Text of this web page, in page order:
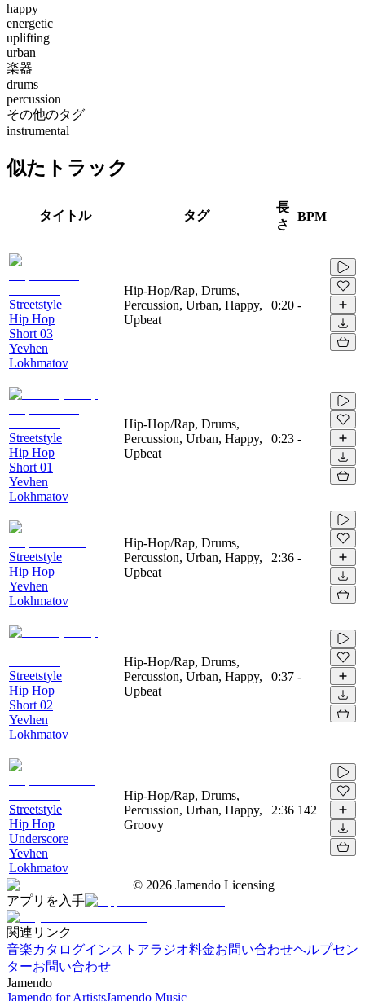
happy
energetic
uplifting
urban
楽器
drums
percussion
その他のタグ
instrumental
似たトラック
タイトル タグ
長
さ
BPM
Streetstyle
Hip Hop
Short 03
Yevhen
Lokhmatov
Hip-Hop/Rap, Drums,
Percussion, Urban, Happy,
Upbeat
0:20 -
Streetstyle
Hip Hop
Short 01
Yevhen
Lokhmatov
Hip-Hop/Rap, Drums,
Percussion, Urban, Happy,
Upbeat
0:23 -
Streetstyle
Hip Hop
Yevhen
Lokhmatov
Hip-Hop/Rap, Drums,
Percussion, Urban, Happy,
Upbeat
2:36 -
Streetstyle
Hip Hop
Short 02
Yevhen
Lokhmatov
Hip-Hop/Rap, Drums,
Percussion, Urban, Happy,
Upbeat
0:37 -
Streetstyle
Hip Hop
Underscore
Yevhen
Lokhmatov
Hip-Hop/Rap, Drums,
Percussion, Urban, Happy,
Groovy
2:36 142
© 2026 Jamendo Licensing
アプリを入手
関連リンク
音楽カタログインストアラジオ料金お問い合わせヘルプセン
ターお問い合わせ
Jamendo
Jamendo for ArtistsJamendo Music